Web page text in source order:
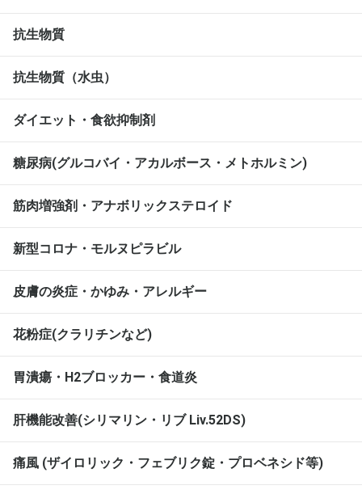
抗生物質
抗生物質（水虫）
ダイエット・食欲抑制剤
糖尿病(グルコバイ・アカルボース・メトホルミン)
筋肉増強剤・アナボリックステロイド
新型コロナ・モルヌピラビル
皮膚の炎症・かゆみ・アレルギー
花粉症(クラリチンなど)
胃潰瘍・H2ブロッカー・食道炎
肝機能改善(シリマリン・リブ Liv.52DS)
痛風 (ザイロリック・フェブリク錠・プロベネシド等)